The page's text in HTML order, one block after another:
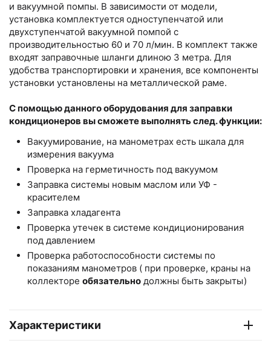
и вакуумной помпы. В зависимости от модели,
установка комплектуется одноступенчатой или
двухступенчатой вакуумной помпой с
производительностью 60 и 70 л/мин. В комплект также
входят заправочные шланги длиною 3 метра. Для
удобства транспортировки и хранения, все компоненты
установки установлены на металлической раме.
С помощью данного оборудования для заправки
кондиционеров вы сможете выполнять след. функции:
Вакуумирование, на манометрах есть шкала для
измерения вакуума
Проверка на герметичность под вакуумом
Заправка системы новым маслом или УФ -
красителем
Заправка хладагента
Проверка утечек в системе кондиционирования
под давлением
Проверка работоспособности системы по
показаниям манометров ( при проверке, краны на
коллекторе обязательно должны быть закрыты)
Характеристики